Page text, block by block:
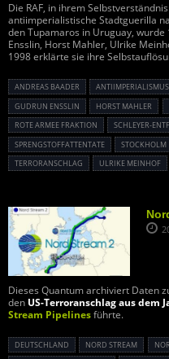
Die RAF, in ihrem
antiimperialistische Stadtguerilla
den Tupamaros in Uruguay,
Ensslin, Horst Mahler, Ulrike
1998 erklärte sie ihre
ANDREAS BAADER ANTIIMPERIALISMUS
GUDRUN ENSSLIN
HORST MAHLER
ROTE ARMEE FRAKTION
SCHLEYER-
SPRENGSTOFFATTENTATE
STOCKHOLM
TERRORANSCHLAG
ULRIKE MEINHOF
Dieses Quantum archiviert Daten
den US-Terroranschlag aus dem
Stream Pipelinesführte.
DEUTSCHLAND NORD STREAM